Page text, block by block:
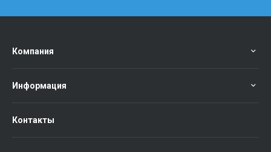
Компания
Информация
Контакты